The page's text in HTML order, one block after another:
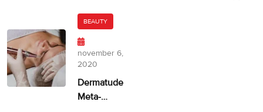
BEAUTY
november 6,
2020
Dermatude
Meta-